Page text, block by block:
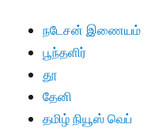
நடேசன் இணையம்
பூந்தளிர்
தூ
தேனி
தமிழ் நியூஸ் வெப்